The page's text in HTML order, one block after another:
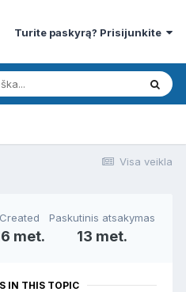
Turite paskyrą? Prisijunkite
Visa veikla
Created
met.
Paskutinis atsakymas
13 met.
IN THIS TOPIC